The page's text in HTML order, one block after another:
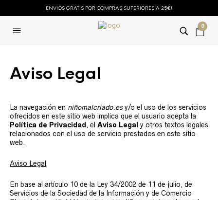
ENVIOS GRATIS POR COMPRAS SUPERIORES A 25€!
0
Aviso Legal
La navegación en niñomalcriado.esy/o el uso de los servicios
ofrecidos en este sitio web implica que el usuario acepta la
Política de Privacidad , el Aviso Legal y otros textos legales
relacionados con el uso de servicio prestados en este sitio
web.
Aviso Legal
En base al artículo 10 de la Ley 34/2002 de 11 de julio, de
Servicios de la Sociedad de la Información y de Comercio